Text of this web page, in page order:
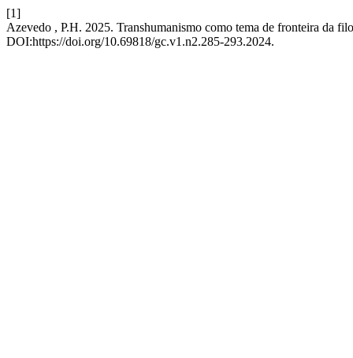
[1]
Azevedo , P.H. 2025. Transhumanismo como tema de fronteira da
DOI:https://doi.org/10.69818/gc.v1.n2.285-293.2024.